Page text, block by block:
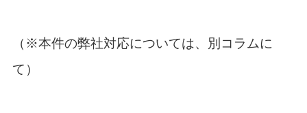
（※本件の弊社対応については、別コラムに
て）